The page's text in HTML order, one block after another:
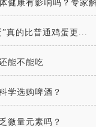
健康有影响吗？专家
”真的比普通鸡蛋更...
能不能吃
学选购啤酒？
微量元素吗？